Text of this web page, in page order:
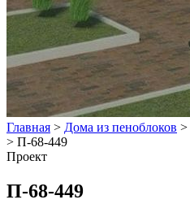
Главная > Дома из пеноблоков >
> П-68-449
Проект
П-68-449